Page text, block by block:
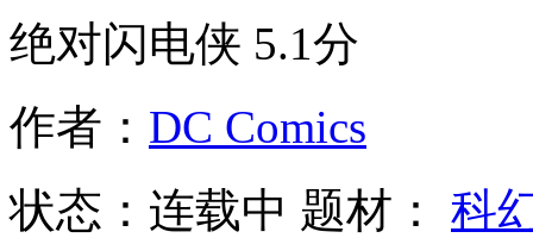
绝对闪电侠 5.1分
作者： DC Comics
状态： 连载中 题材： 科